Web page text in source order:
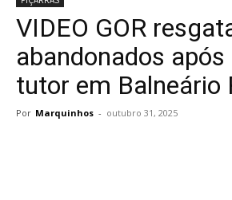
VIDEO GOR
abandonados
tutor em Balneário
Por Marquinhos - outubro 31, 2025